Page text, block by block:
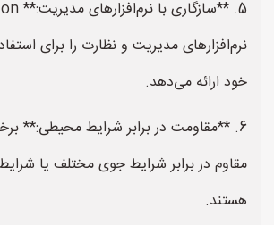
نرم‌افزارهای مدیریت و نظارت را برای
خود ارائه می‌دهد.
6. **مقاومت در برابر شرایط محیطی:**
مقاوم در برابر شرایط جوی مختلف یا
هستند.